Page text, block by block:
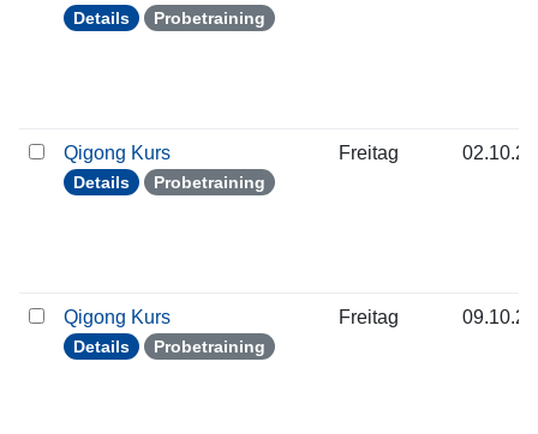
Details Probetraining
Qigong Kurs
Details Probetraining
Freitag
Qigong Kurs
Details Probetraining
Freitag